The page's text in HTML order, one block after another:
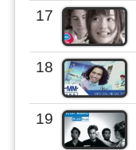
17
18
19